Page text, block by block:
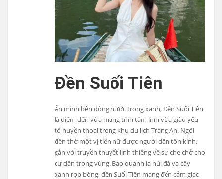
Đền Suối Tiên
Ẩn mình bên dòng nước trong xanh, Đền Suối Tiên
là điểm đến vừa mang tính tâm linh vừa giàu yếu
tố huyền thoại trong khu du lịch Tràng An. Ngôi
đền thờ một vị tiên nữ được người dân tôn kính,
gắn với truyền thuyết linh thiêng về sự che chở cho
cư dân trong vùng. Bao quanh là núi đá và cây
xanh rợp bóng, đền Suối Tiên mang đến cảm giác